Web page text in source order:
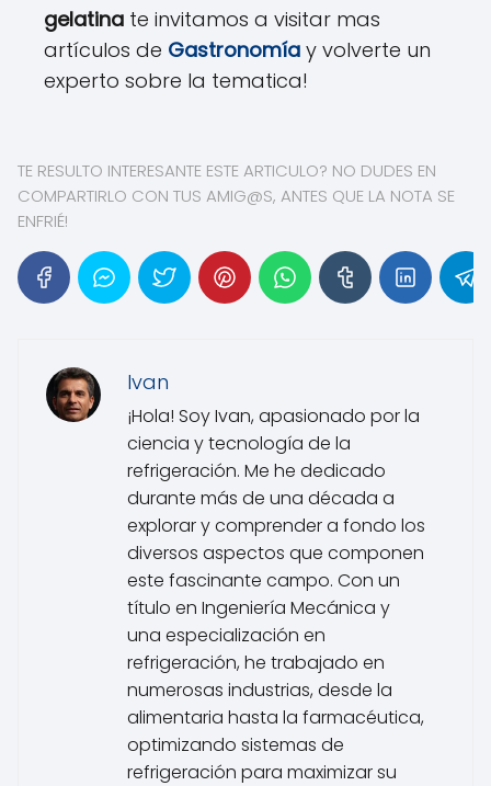
gelatina te invitamos a visitar mas
artículos de Gastronomía y volverte un
experto sobre la tematica!
TE RESULTO INTERESANTE ESTE ARTICULO? NO DUDES EN
COMPARTIRLO CON TUS AMIG@S, ANTES QUE LA NOTA SE
ENFRIÉ!
Ivan
¡Hola! Soy Ivan, apasionado por la
ciencia y tecnología de la
refrigeración. Me he dedicado
durante más de una década a
explorar y comprender a fondo los
diversos aspectos que componen
este fascinante campo. Con un
título en Ingeniería Mecánica y
una especialización en
refrigeración, he trabajado en
numerosas industrias, desde la
alimentaria hasta la farmacéutica,
optimizando sistemas de
refrigeración para maximizar su